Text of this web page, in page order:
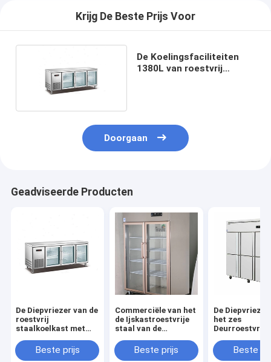
Krijg De Beste Prijs Voor
De Koelingsfaciliteiten
1380L van roestvrij
Doorgaan
Geadviseerde Producten
De Diepvriezer van de
roestvrij
staalkoelkast met
Beste prijs
Commerciële van het
de Ijskastroestvrije
staal van de
Vertoningsdiepvriezer
Beste prijs
De Diepvriezer
het zes
het Verse
Beste